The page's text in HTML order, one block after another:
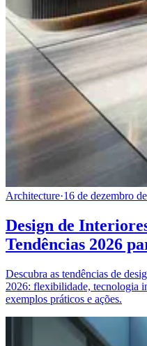
Architecture·16 de dezembro
Design de
Tendências 2026
Descubra as tendências de
2026: flexibilidade, tecnologia
exemplos práticos e ações.